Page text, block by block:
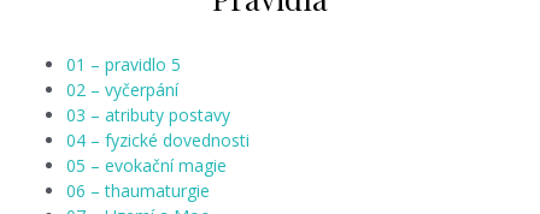
01 – pravidlo 5
02 – vyčerpání
03 – atributy postavy
04 – fyzické dovednosti
05 – evokační magie
06 – thaumaturgie